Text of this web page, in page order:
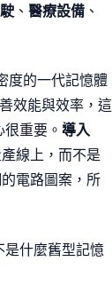
、 醫療設備 、
度的一代記憶體
效能與效率，這
重要。 導入
線上，而不是
電路圖案，所
是什麼舊型記憶